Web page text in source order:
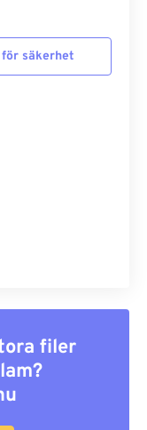
för säkerhet
filer